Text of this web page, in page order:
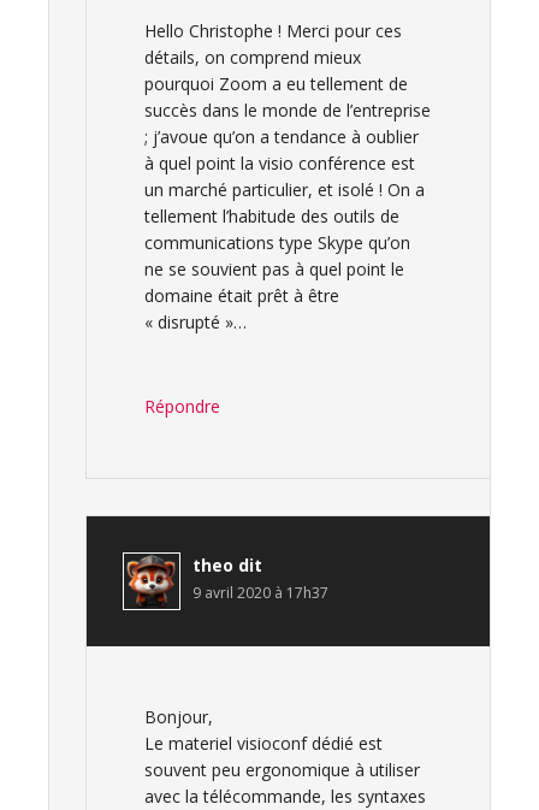
Hello Christophe ! Merci pour ces
détails, on comprend mieux
pourquoi Zoom a eu tellement de
succès dans le monde de l’entreprise
; j’avoue qu’on a tendance à oublier
à quel point la visio conférence est
un marché particulier, et isolé ! On a
tellement l’habitude des outils de
communications type Skype qu’on
ne se souvient pas à quel point le
domaine était prêt à être
« disrupté »…
Répondre
theo dit
9 avril 2020 à 17h37
Bonjour,
Le materiel visioconf dédié est
souvent peu ergonomique à utiliser
avec la télécommande, les syntaxes